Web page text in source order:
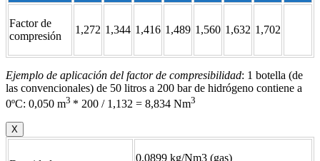
Factor de
compresión
1,272 1,344 1,416 1,489 1,560 1,632 1,702
Ejemplo de aplicación del factor de compresibilidad: 1 botella (de
las convencionales) de 50 litros a 200 bar de hidrógeno contiene a
0ºC: 0,050 m3 * 200 / 1,132 = 8,834 Nm3
X
0,0899 kg/Nm3 (gas)